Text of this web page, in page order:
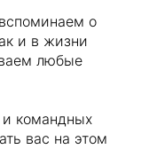
о
и в жизни
любые
командных
вас на этом